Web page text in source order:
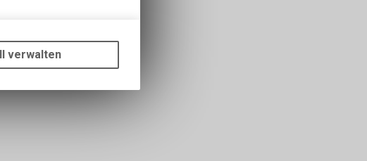
Angebots, wie die
Sie, dass die
verwalten